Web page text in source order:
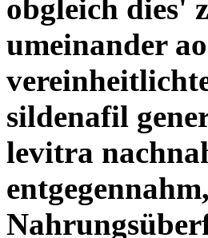
obgleich dies'
umeinander
sildenafil
levitra